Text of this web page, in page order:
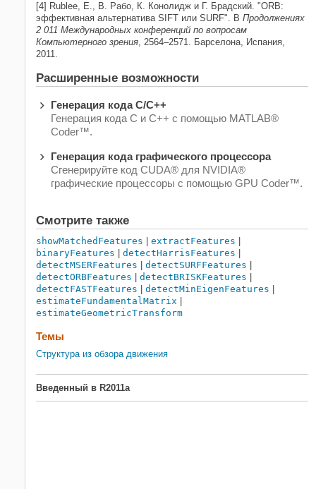
[4] Rublee, E., В. Рабо, К. Конолидж и Г. Брадский. "ORB:
эффективная альтернатива SIFT или SURF". В Продолжениях
2 011 Международных конференций по вопросам
Компьютерного зрения, 2564–2571. Барселона, Испания,
2011.
Расширенные возможности
Генерация кода C/C++
Генерация кода C и C++ с помощью MATLAB®
Coder™.
Генерация кода графического процессора
Сгенерируйте код CUDA® для NVIDIA®
графические процессоры с помощью GPU Coder™.
Смотрите также
showMatchedFeatures extractFeatures
binaryFeatures
detectHarrisFeatures
detectMSERFeatures
detectSURFFeatures
detectORBFeatures
detectBRISKFeatures
detectFASTFeatures
detectMinEigenFeatures
estimateFundamentalMatrix
estimateGeometricTransform
Темы
Структура из обзора движения
Введенный в R2011a